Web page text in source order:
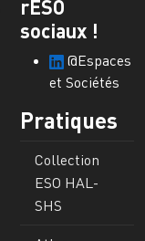
rESO
sociaux !
@Espaces
et Sociétés
Pratiques
Collection
ESO HAL-
SHS